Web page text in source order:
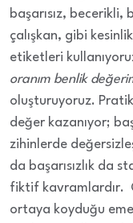
başarısız, becerikli,
çalışkan, gibi
etiketleri
oranım benlik
oluşturuyoruz.
değer kazanıyor;
zihinlerde
da başarısızlık da
fiktif kavramlardır.
ortaya koyduğu